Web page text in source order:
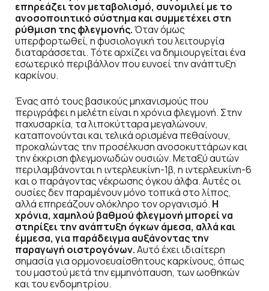
επηρεάζει τον μεταβολισμό, συνομιλεί με το
ανοσοποιητικό σύστημα και συμμετέχει στη
ρύθμιση της φλεγμονής.Όταν όμως
υπερφορτωθεί, η φυσιολογική του λειτουργία
διαταράσσεται. Τότε αρχίζει να δημιουργείται ένα
εσωτερικό περιβάλλον που ευνοεί την ανάπτυξη
καρκίνου.
Ένας από τους βασικούς μηχανισμούς που
περιγράφει η μελέτη είναι η χρόνια φλεγμονή. Στην
παχυσαρκία, τα λιποκύτταρα μεγαλώνουν,
καταπονούνται και τελικά ορισμένα πεθαίνουν,
προκαλώντας την προσέλκυση ανοσοκυττάρων και
την έκκριση φλεγμονωδών ουσιών. Μεταξύ αυτών
περιλαμβάνονται η ιντερλευκίνη-1β, η ιντερλευκίνη-6
και ο παράγοντας νέκρωσης όγκου άλφα. Αυτές οι
ουσίες δεν παραμένουν μόνο τοπικά στο λίπος,
αλλά επηρεάζουν ολόκληρο τον οργανισμό. Η
χρόνια, χαμηλού βαθμού φλεγμονή μπορεί να
στηρίξει την ανάπτυξη όγκων άμεσα, αλλά και
έμμεσα, για παράδειγμα αυξάνοντας την
παραγωγή οιστρογόνων.Αυτό έχει ιδιαίτερη
σημασία για ορμονοευαίσθητους καρκίνους, όπως
του μαστού μετά την εμμηνόπαυση, των ωοθηκών
και του ενδομητρίου.